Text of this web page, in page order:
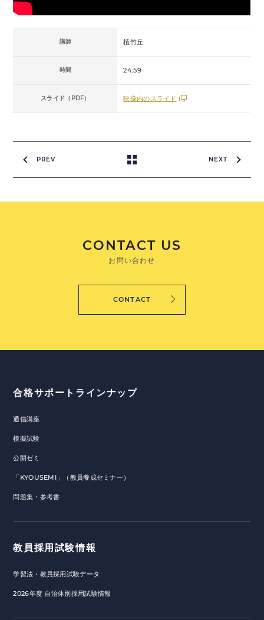
講師 植竹丘
時間 24:59
スライド（PDF） 映像内のスライド
PREV NEXT
CONTACT US
お問い合わせ
CONTACT
合格サポートラインナップ
通信講座
模擬試験
公開ゼミ
「KYOUSEMI」（教員養成セミナー）
問題集・参考書
教員採用試験情報
学習法・教員採用試験データ
2026年度 自治体別採用試験情報